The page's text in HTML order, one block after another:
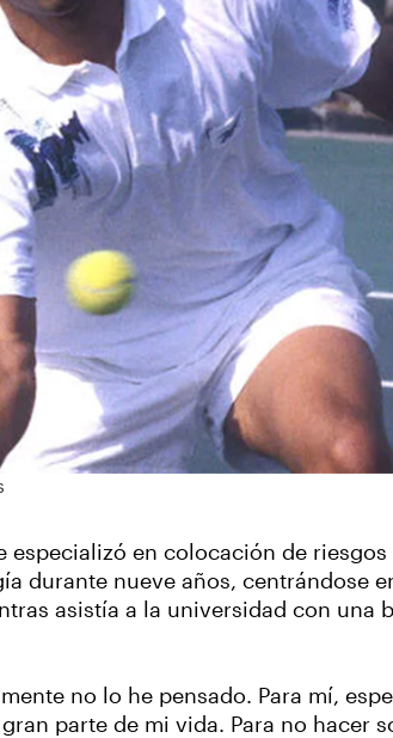
en colocación de
durante nueve años, centrándose
asistía a la universidad con una
no lo he pensado. Para mí,
parte de mi vida. Para no hacer